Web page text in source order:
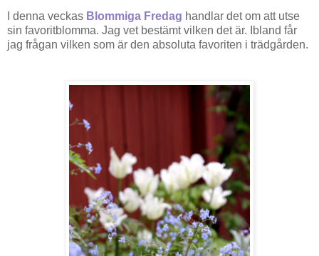
I denna veckas Blommiga Fredag handlar det om att utse
sin favoritblomma. Jag vet bestämt vilken det är. Ibland får
jag frågan vilken som är den absoluta favoriten i trädgården.